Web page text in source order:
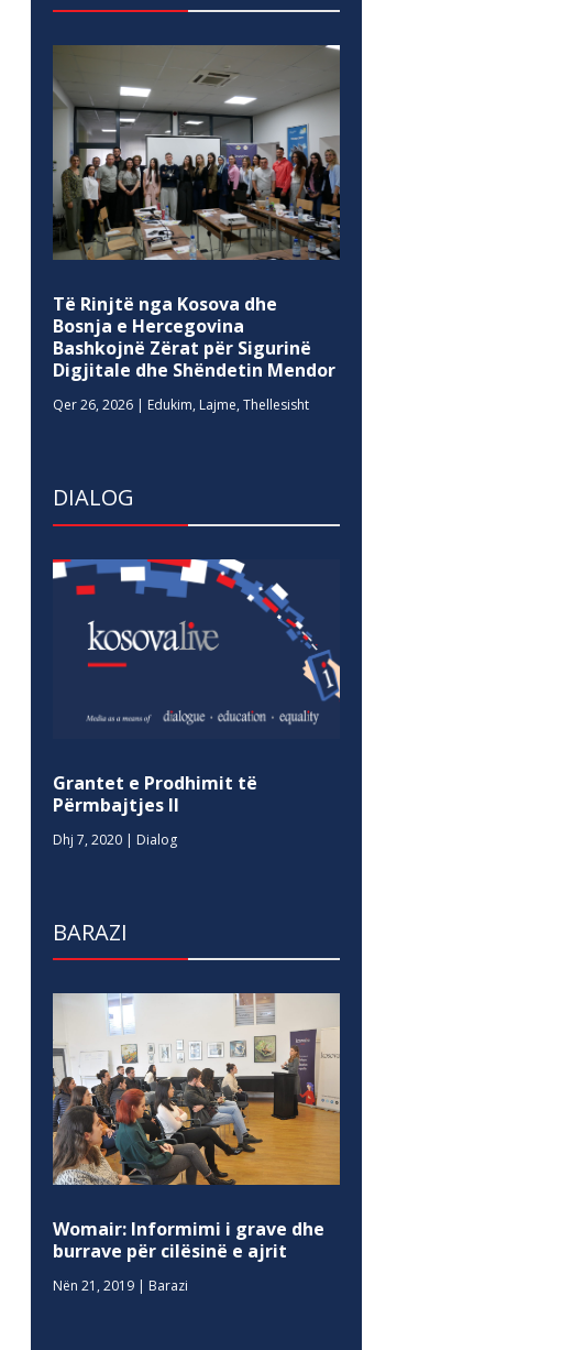
Të Rinjtë nga Kosova dhe
Bosnja e Hercegovina
Bashkojnë Zërat për Sigurinë
Digjitale dhe Shëndetin Mendor
Qer 26, 2026 | Edukim, Lajme,Thellesisht
DIALOG
Grantet e Prodhimit të
Përmbajtjes II
Dhj 7, 2020 | Dialog
BARAZI
Womair: Informimi i grave dhe
burrave për cilësinë e ajrit
Nën 21, 2019 | Barazi